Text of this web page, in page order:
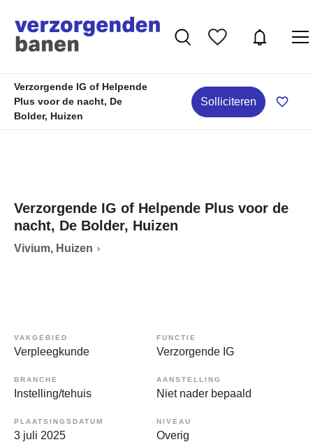
Verzorgende IG of Helpende
Plus voor de nacht, De
Bolder, Huizen
Solliciteren
Verzorgende IG of Helpende Plus voor de
nacht, De Bolder, Huizen
Vivium, Huizen
VAKGEBIED
Verpleegkunde
FUNCTIE
Verzorgende IG
BRANCHE
Instelling/tehuis
AANSTELLING
Niet nader bepaald
PLAATSINGSDATUM
3 juli 2025
NIVEAU
Overig